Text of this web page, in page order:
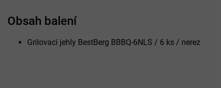
Obsah balení
Grilovací jehly BestBerg BBBQ-6NLS / 6 ks / nerez